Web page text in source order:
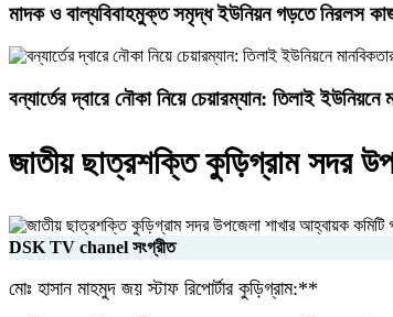
মাদক ও বাল্যবিবাহমুক্ত সমৃদ্ধ ইউনিয়ন গড়তে নিরলস
বন্যার্তের দ্বারে নৌকা নিয়ে চেয়ারম্যান: তিলাই
জাতীয় ছাত্রশক্তি কুড়িগ্রাম সদর
DSK TV chanel সংগ্রীত
মোঃ হাসান মাহমুদ জয় স্টাফ রিপোর্টার কুড়িগ্রাম:**